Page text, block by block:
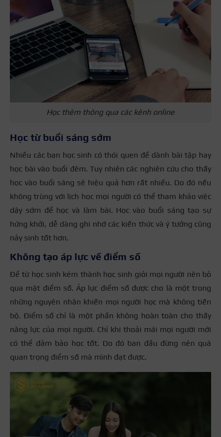
Học thêm thông qua các kênh online
Học từ buổi sáng sớm
Nhiều các bạn học sinh có thói quen để dành bài tập hay
học bài vào buổi đêm. Tuy nhiên các nghiên cứu cho thấy
học vào buổi sáng sẽ hiệu quả hơn rất nhiều. Do đó nếu
không trùng với lịch học mọi người có thể tham khảo việc
dậy sớm để học và làm bài. Học vào buổi sáng tạo sự
hứng khởi, dễ dàng ghi nhớ các kiến thức và ý tưởng cũng
nảy sinh tốt hơn.
Không tạo áp lực về điểm số
Để từ học sinh kém thành học sinh giỏi mọi người nên bỏ
qua mặt điểm số. Áp lực điểm số được cho là một trong
những nguyên nhân khiến mọi người học mà không tiến
bộ. Điểm số chỉ là một phần không hoàn toàn cho thấy
năng lực của mọi người. Chỉ khi thoải mái mọi người mới
có thể đảm bảo học tốt. Do đó ban đầu đừng nên quá
quan trọng điểm số mà mình đạt được.